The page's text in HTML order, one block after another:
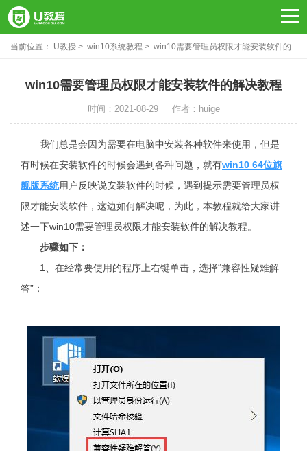
当前位置： U教授 win10系统教程 win10需要管理员权限才能安装软件的
win10需要管理员权限才能安装软件的解决教程
时间：2021-08-29 作者：huige
我们总是会因为需要在电脑中安装各种软件来使用，但是
有时候在安装软件的时候会遇到各种问题，就有win10 64位旗
舰版系统用户反映说安装软件的时候，遇到提示需要管理员权
限才能安装软件，这边如何解决呢，为此，本教程就给大家讲
述一下win10需要管理员权限才能安装软件的解决教程。
步骤如下：
1、在经常要使用的程序上右键单击，选择“兼容性疑难解
答”；